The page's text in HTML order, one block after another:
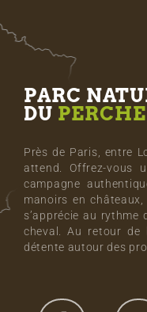
PARC
DU PERCHE
Près de Paris, entre
attend. Offrez-vous
campagne
manoirs en
s’apprécie au rythme
cheval. Au retour de
détente autour des